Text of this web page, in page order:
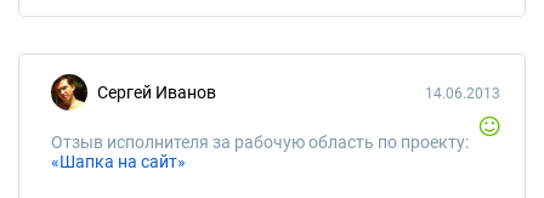
Сергей Иванов
Отзыв исполнителя за рабочую область по проекту:
«Шапка на сайт»
14.06.2013